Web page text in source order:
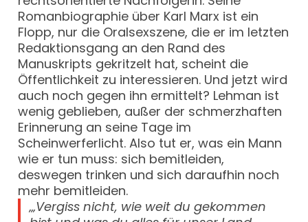
Romanbiographie über Karl Marx ist ein
Flopp, nur die Oralsexszene, die er im letzten
Redaktionsgang an den Rand des
Manuskripts gekritzelt hat, scheint die
Öffentlichkeit zu interessieren. Und jetzt wird
auch noch gegen ihn ermittelt? Lehman ist
wenig geblieben, außer der schmerzhaften
Erinnerung an seine Tage im
Scheinwerferlicht. Also tut er, was ein Mann
wie er tun muss: sich bemitleiden,
deswegen trinken und sich daraufhin noch
mehr bemitleiden.
„‚Vergiss nicht, wie weit du gekommen